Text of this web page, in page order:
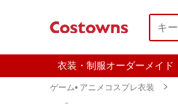
衣装・制服オーダーメイド
ゲーム• アニメコスプレ衣装 